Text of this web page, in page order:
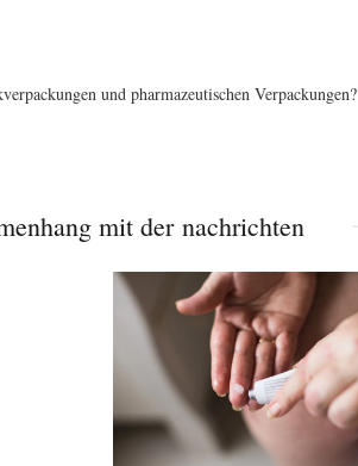
und pharmazeutischen Verpackungen?
mit der nachrichten